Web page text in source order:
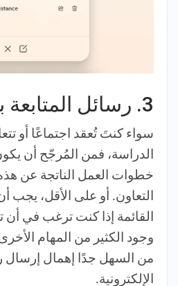
3. رسائل المتابعة بعد الاجتماع
سواء كنتَ تُعقد اجتماعًا أو
الدراسة، فمن المُرجّح أن
خطوات العمل الناتجة عن
التعاون. أو على الأقل، يجب
القائمة إذا كنت ترغب في أن
وجود الكثير من المهام
من السهل جدًا إهمال إرسال
الإلكترونية.